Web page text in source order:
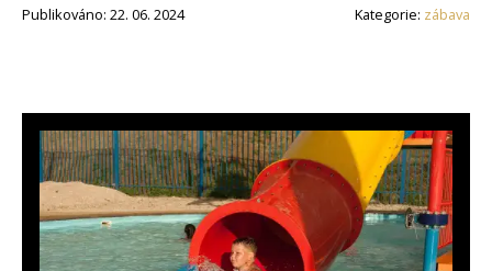
Publikováno: 22. 06. 2024 Kategorie: zábava